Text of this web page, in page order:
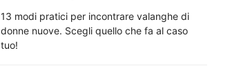
13 modi pratici per incontrare valanghe di
donne nuove. Scegli quello che fa al caso
tuo!